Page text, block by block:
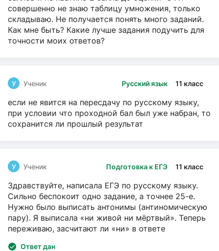
совершенно не знаю таблицу умножения, только
складываю. Не получается понять много заданий.
Как мне быть? Какие лучше задания подучить для
точности моих ответов?
Русский язык 11 класс
У Ученик
если не явится на пересдачу по русскому языку,
при условии что проходной бал был уже набран, то
сохранится ли прошлый результат
Подготовка к ЕГЭ 11 класс
У Ученик
Здравствуйте, написала ЕГЭ по русскому языку.
Сильно беспокоит одно задание, а точнее 25-е.
Нужно было выписать антонимы (антиномическую
пару). Я выписала «ни живой ни мёртвый». Теперь
переживаю, засчитают ли «ни» в ответе
Ответ дан